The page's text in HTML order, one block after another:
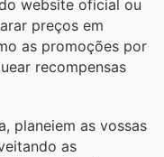
website oficial ou
preços em
as promoções por
recompensas
planeiem as vossas
as